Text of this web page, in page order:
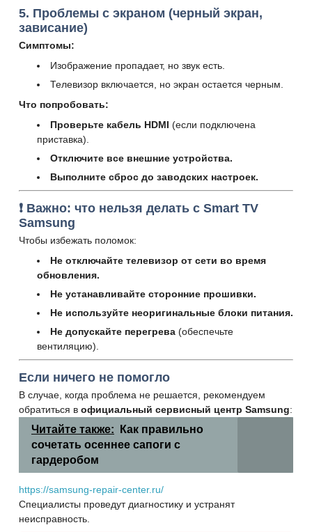
5. Проблемы с экраном (черный экран,
зависание)
Симптомы:
Изображение пропадает, но звук есть.
Телевизор включается, но экран остается черным.
Что попробовать:
Проверьте кабель HDMI (если подключена
приставка).
Отключите все внешние устройства.
Выполните сброс до заводских настроек.
❗ Важно: что нельзя делать с Smart TV
Samsung
Чтобы избежать поломок:
Не отключайте телевизор от сети во время
обновления.
Не устанавливайте сторонние прошивки.
Не используйте неоригинальные блоки питания.
Не допускайте перегрева (обеспечьте
вентиляцию).
Если ничего не помогло
В случае, когда проблема не решается, рекомендуем
обратиться в официальный сервисный центр Samsung:
Читайте также:
Как правильно
сочетать осеннее сапоги с
гардеробом
https://samsung-repair-center.ru/
Специалисты проведут диагностику и устранят
неисправность.